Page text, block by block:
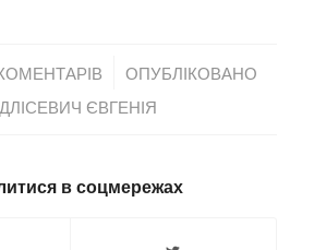
/
ОПУБЛІКОВАНО
ЄВГЕНІЯ
в соцмережах